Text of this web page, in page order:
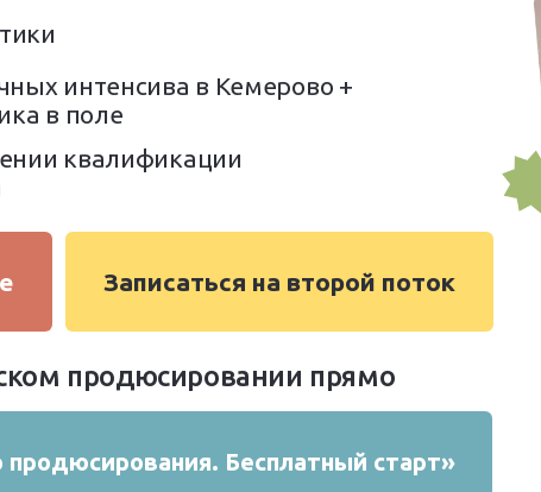
продюсировании прямо
интенсива в Кемерово +
в поле
Записаться на второй поток
продюсирования. Бесплатный старт»
квалификации